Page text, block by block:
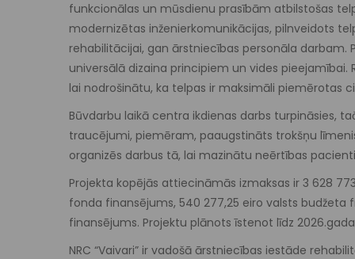
funkcionālas un mūsdienu prasībām atbilstošas
modernizētas inženierkomunikācijas, pilnveidots
rehabilitācijai, gan ārstniecības personāla
universālā dizaina principiem un vides pieejamībai.
lai nodrošinātu, ka telpas ir maksimāli
Būvdarbu laikā centra ikdienas darbs turpināsies,
traucējumi, piemēram, paaugstināts trokšņu
organizēs darbus tā, lai mazinātu neērtības
Projekta kopējās attiecināmās izmaksas ir 3 628
fonda finansējums, 540 277,25 eiro valsts budžeta
finansējums. Projektu plānots īstenot līdz
NRC “Vaivari” ir vadošā ārstniecības iestāde